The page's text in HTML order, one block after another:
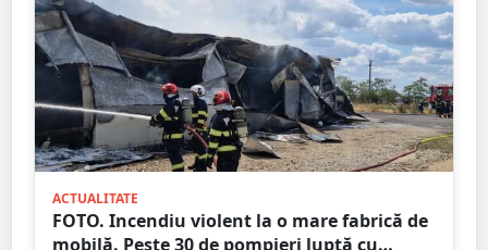
ACTUALITATE
FOTO. Incendiu violent la o mare fabrică de
mobilă. Peste 30 de pompieri luptă cu